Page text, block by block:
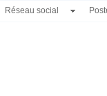
Réseau social